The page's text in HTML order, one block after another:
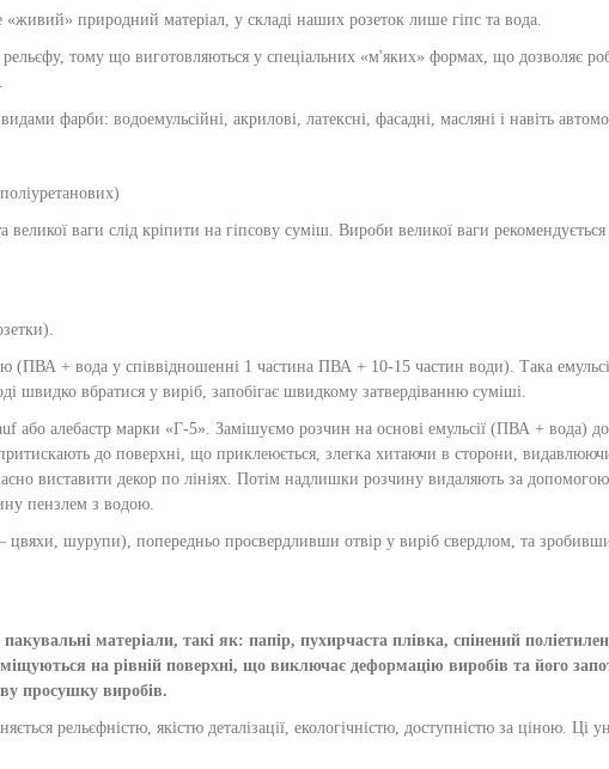
природний матеріал, у складі наших розеток лише гіпс та вода.
тому що виготовляються у спеціальних «м'яких» формах, що дозволяє
фарби: водоемульсійні, акрилові, латексні, фасадні, масляні і навіть
ваги слід кріпити на гіпсову суміш. Вироби великої ваги
(ПВА + вода у співвідношенні 1 частина ПВА + 10-15 частин води). Така
швидко вбратися у виріб, запобігає швидкому затвердіванню суміші.
алебастр марки «Г-5». Замішуємо розчин на основі емульсії (ПВА + вода) до
до поверхні, що приклеюється, злегка хитаючи в сторони,
виставити декор по лініях. Потім надлишки розчину видаляють за допомогою
пензлем з водою.
цвяхи, шурупи), попередньо просвердливши отвір у виріб свердлом, та
матеріали, такі як: папір, пухирчаста плівка, спінений
на рівній поверхні, що виключає деформацію виробів та його
просушку виробів.
рельєфністю, якістю деталізації, екологічністю, доступністю за ціною. Ці